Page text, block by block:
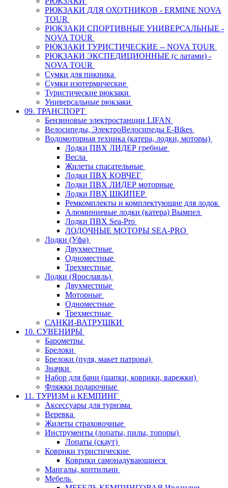
РЮКЗАКИ ДЛЯ ОХОТНИКОВ - ERMINE NOVA
TOUR
РЮКЗАКИ СПОРТИВНЫЕ УНИВЕРСАЛЬНЫЕ -
NOVA TOUR
РЮКЗАКИ ТУРИСТИЧЕСКИЕ -- NOVA TOUR
РЮКЗАКИ ЭКСПЕДИЦИОННЫЕ (с латами) -
NOVA TOUR
Сумки для пикника
Сумки изотермические
Туристические рюкзаки
Универсальные рюкзаки
09. ТРАНСПОРТ
Бензиновые электростанции LIFAN
Велосипеды, ЭлектроВелосипеды E-Bikes
Водомоторная техника (катера, лодки, моторы)
Лодки ПВХ ЛИДЕР гребные
Весла
Жилеты спасательные
Лодки ПВХ КОВЧЕГ
Лодки ПВХ ЛИДЕР моторные
Лодки ПВХ ШКИПЕР
Ремкомплекты и комплектующие для лодок
Алюминиевые лодки (катера) Вымпел
Лодки ПВХ Sea-Pro
ЛОДОЧНЫЕ МОТОРЫ SEA-PRO
Лодки (Уфа)
Двухместные
Одноместные
Трехместные
Лодки (Ярославль)
Двухместные
Моторные
Одноместные
Трехместные
САНКИ-ВАТРУШКИ
10. СУВЕНИРЫ
Барометры
Брелоки
Брелоки (пуля, макет патрона)
Значки
Набор для бани (шапки, коврики, варежки)
Фляжки подарочные
11. ТУРИЗМ и КЕМПИНГ
Аксессуары для туризма
Веревка
Жилеты страховочные
Инструменты (лопаты, пилы, топоры)
Лопаты (скаут)
Коврики туристические
Коврики самонадувающиеся
Мангалы, коптильни
Мебель